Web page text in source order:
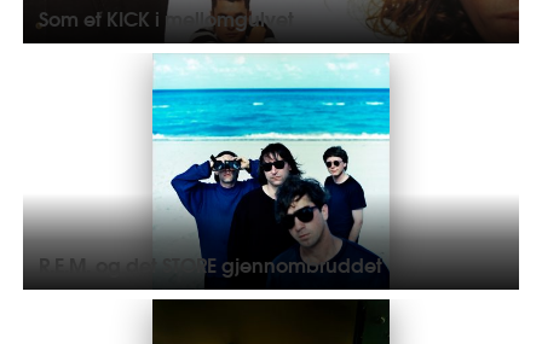
Som et KICK i mellomgulvet
R.E.M. og det STORE gjennombruddet